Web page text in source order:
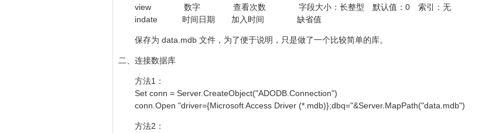
view 数字 查看次数 字段大小：长整型 默认值：0 索引：无
indate 时间日期 加入时间 缺省值
保存为 data.mdb 文件，为了便于说明，只是做了一个比较简单的库。
二、连接数据库
方法1：
Set conn = Server.CreateObject("ADODB.Connection")
conn.Open "driver={Microsoft Access Driver (*.mdb)};dbq="&Server.MapPath("data.mdb")
方法2：